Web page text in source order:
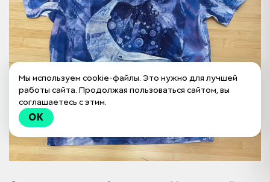
Мы используем cookie-файлы. Это нужно для лучшей
работы сайта. Продолжая пользоваться сайтом, вы
соглашаетесь с этим.
OK